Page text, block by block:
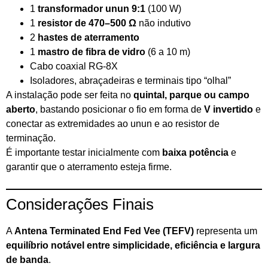
1 transformador unun 9:1 (100 W)
1 resistor de 470–500 Ω não indutivo
2 hastes de aterramento
1 mastro de fibra de vidro (6 a 10 m)
Cabo coaxial RG-8X
Isoladores, abraçadeiras e terminais tipo “olhal”
A instalação pode ser feita no quintal, parque ou campo
aberto, bastando posicionar o fio em forma de V invertido e
conectar as extremidades ao unun e ao resistor de
terminação.
É importante testar inicialmente com baixa potência e
garantir que o aterramento esteja firme.
Considerações Finais
AAntena Terminated End Fed Vee (TEFV) representa um
equilíbrio notável entre simplicidade, eficiência e largura
de banda.